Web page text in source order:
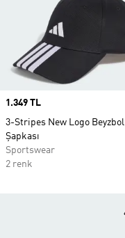
Price
1.349 TL
3-Stripes New Logo Beyzbol
Şapkası
Sportswear
2 renk